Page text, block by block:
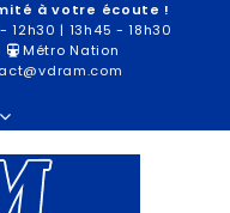
à votre écoute !
| 13h45 - 18h30
Métro Nation